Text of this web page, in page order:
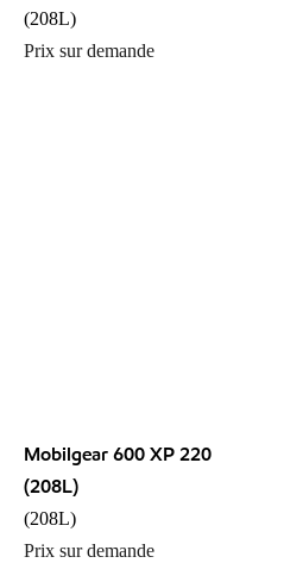
(208L)
Prix sur demande
Mobilgear 600 XP 220
(208L)
(208L)
Prix sur demande